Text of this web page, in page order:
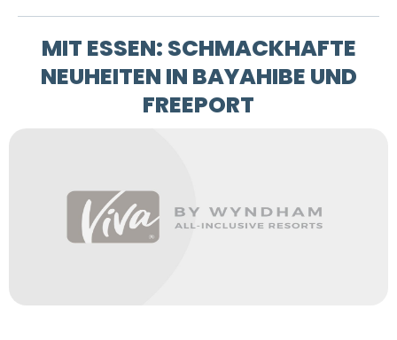
MIT ESSEN: SCHMACKHAFTE
NEUHEITEN IN BAYAHIBE UND
FREEPORT